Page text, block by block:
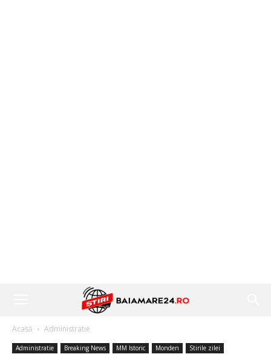
Acasă Administratie
Administratie Breaking News MM Istoric Monden Stirile zilei